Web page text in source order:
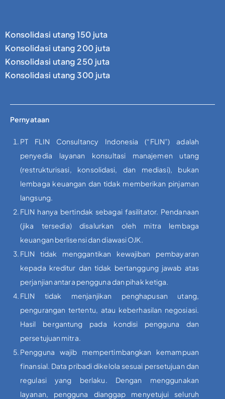
Konsolidasi utang 150 juta
Konsolidasi utang 200 juta
Konsolidasi utang 250 juta
Konsolidasi utang 300 juta
Pernyataan
PT FLIN Consultancy Indonesia (“FLIN”) adalah
penyedia layanan konsultasi manajemen utang
(restrukturisasi, konsolidasi, dan mediasi), bukan
lembaga keuangan dan tidak memberikan pinjaman
langsung.
FLIN hanya bertindak sebagai fasilitator. Pendanaan
(jika tersedia) disalurkan oleh mitra lembaga
keuangan berlisensi dan diawasi OJK.
FLIN tidak menggantikan kewajiban pembayaran
kepada kreditur dan tidak bertanggung jawab atas
perjanjian antara pengguna dan pihak ketiga.
FLIN tidak menjanjikan penghapusan utang,
pengurangan tertentu, atau keberhasilan negosiasi.
Hasil bergantung pada kondisi pengguna dan
persetujuan mitra.
Pengguna wajib mempertimbangkan kemampuan
finansial. Data pribadi dikelola sesuai persetujuan dan
regulasi yang berlaku. Dengan menggunakan
layanan, pengguna dianggap menyetujui seluruh